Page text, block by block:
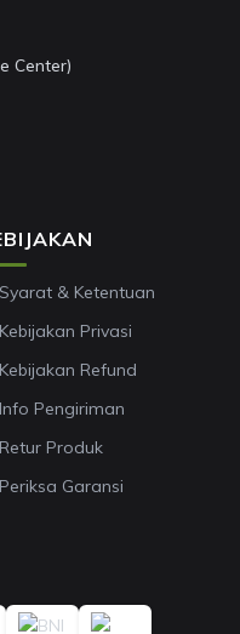
Syarat & Ketentuan
Kebijakan Privasi
Kebijakan Refund
Info Pengiriman
Retur Produk
Periksa Garansi
Center)